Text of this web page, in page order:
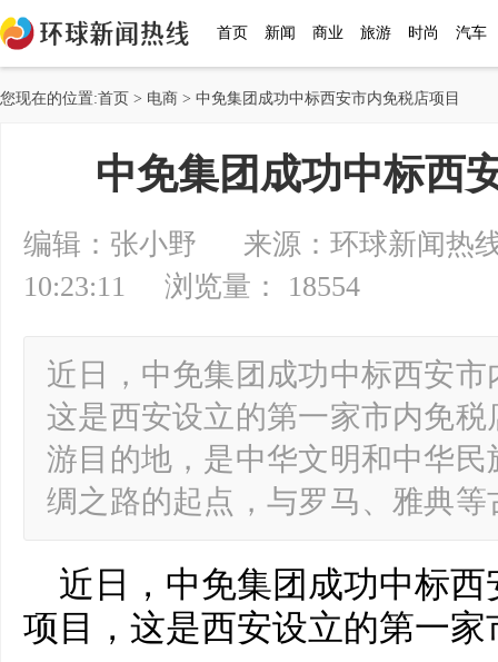
首页 新闻 商业 旅游 时尚 汽车
您现在的位置:首页 > 电商 > 中免集团成功中标西安市内免税店项目
中免集团成功中标西
编辑：张小野 来源：环球新闻热
10:23:11 浏览量： 18554
近日，中免集团成功中标西安
这是西安设立的第一家市内免
游目的地，是中华文明和中华
绸之路的起点，与罗马、雅典
近日，中免集团成功中标
项目，这是西安设立的第一家